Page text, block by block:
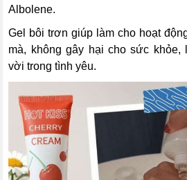
Albolene.
Gel bôi trơn giúp làm cho hoạt
mà, không gây hại cho sức khỏe,
vời trong tình yêu.